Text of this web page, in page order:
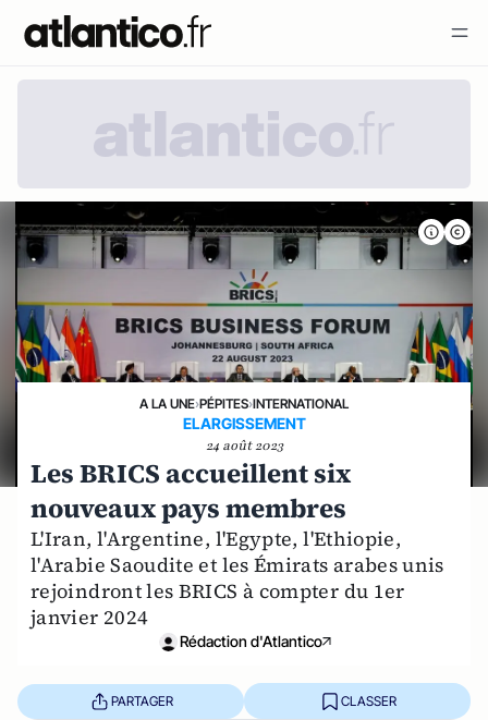
A LA UNE›PÉPITES›INTERNATIONAL
ELARGISSEMENT
24 août 2023
Les BRICS accueillent six
nouveaux pays membres
L'Iran, l'Argentine, l'Egypte, l'Ethiopie,
l'Arabie Saoudite et les Émirats arabes unis
rejoindront les BRICS à compter du 1er
janvier 2024
Rédaction d'Atlantico
PARTAGER CLASSER